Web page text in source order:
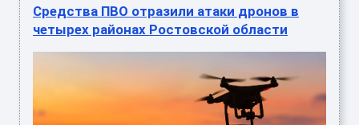
Средства ПВО отразили атаки дронов в
четырех районах Ростовской области